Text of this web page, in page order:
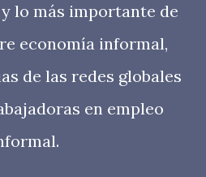
lo más importante de
economía informal,
de las redes globales
en empleo